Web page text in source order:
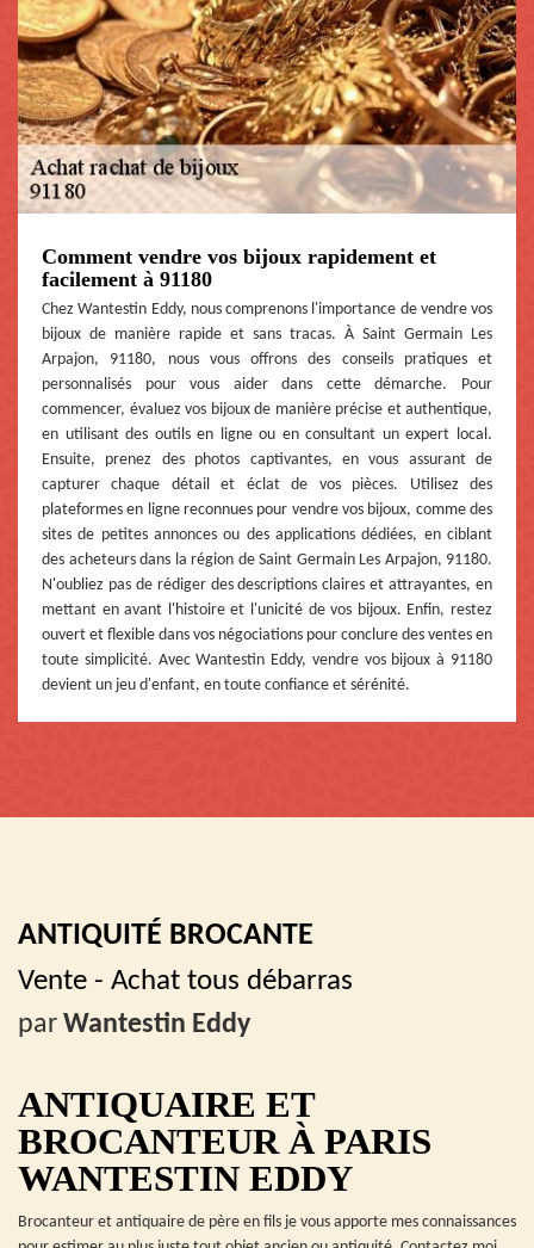
Comment vendre vos bijoux rapidement et
facilement à 91180
Chez Wantestin Eddy, nous comprenons l'importance de vendre vos
bijoux de manière rapide et sans tracas. À Saint Germain Les
Arpajon, 91180, nous vous offrons des conseils pratiques et
personnalisés pour vous aider dans cette démarche. Pour
commencer, évaluez vos bijoux de manière précise et authentique,
en utilisant des outils en ligne ou en consultant un expert local.
Ensuite, prenez des photos captivantes, en vous assurant de
capturer chaque détail et éclat de vos pièces. Utilisez des
plateformes en ligne reconnues pour vendre vos bijoux, comme des
sites de petites annonces ou des applications dédiées, en ciblant
des acheteurs dans la région de Saint Germain Les Arpajon, 91180.
N'oubliez pas de rédiger des descriptions claires et attrayantes, en
mettant en avant l'histoire et l'unicité de vos bijoux. Enfin, restez
ouvert et flexible dans vos négociations pour conclure des ventes en
toute simplicité. Avec Wantestin Eddy, vendre vos bijoux à 91180
devient un jeu d'enfant, en toute confiance et sérénité.
ANTIQUITÉ BROCANTE
Vente - Achat tous débarras
par Wantestin Eddy
ANTIQUAIRE ET
BROCANTEUR À PARIS
WANTESTIN EDDY
Brocanteur et antiquaire de père en fils je vous apporte mes connaissances